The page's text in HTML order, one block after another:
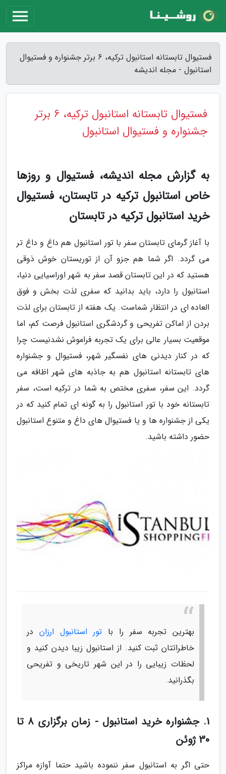
فستیوال تابستانه استانبول ترکیه، 6 برتر جشنواره و فستیوال
استانبول - مجله اندیشه
فستیوال تابستانه استانبول ترکیه، 6 برتر
جشنواره و فستیوال استانبول
به گزارش مجله اندیشه، فستیوال و روزها
خاص استانبول ترکیه در تابستان، فستیوال
خرید استانبول ترکیه در تابستان
با آغاز گرمای تابستان سفر با تور استانبول هم داغ و داغ تر
می گردد. اگر شما هم جزو آن از توریستان خوش ذوقی
هستید که در این تابستان قصد سفر به شهر اوراسیایی دنیا،
استانبول را دارد، باید بدانید که سفری لذت بخش و فوق
العاده ای در انتظار شماست. یک هفته از تابستان برای لذت
بردن از اماکن تفریحی و گردشگری استانبول فرصت کم، اما
موقعیت بسیار عالی برای یک تجربه فراموش نشدنیست چرا
که در کنار دیدنی های نفسگیر شهر، فستیوال و جشنواره
های تابستانه استانبول هم به جاذبه های شهر اظافه می
گردد. این سفر، سفری مختص به شما در ترکیه است، سفر
تابستانه خود با تور استانبول را به گونه ای تمام کنید که در
یکی از جشنواره ها و یا فستیوال های داغ و متنوع استانبول
حضور داشته باشید.
بهترین تجربه سفر را با تور استانبول ارزان در
خاطراتتان ثبت کنید. از استانبول زیبا دیدن کنید و
لحظات زیبایی را در این شهر تاریخی و تفریحی
بگذرانید.
1. جشنواره خرید استانبول - زمان برگزاری 8 تا
30 ژوئن
حتی اگر به استانبول سفر ننموده باشید حتما آوازه مراکز